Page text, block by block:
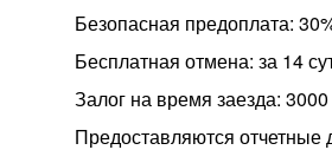
Безопасная предоплата:
Бесплатная отмена: за 14
Залог на время заезда:
Предоставляются отчетные